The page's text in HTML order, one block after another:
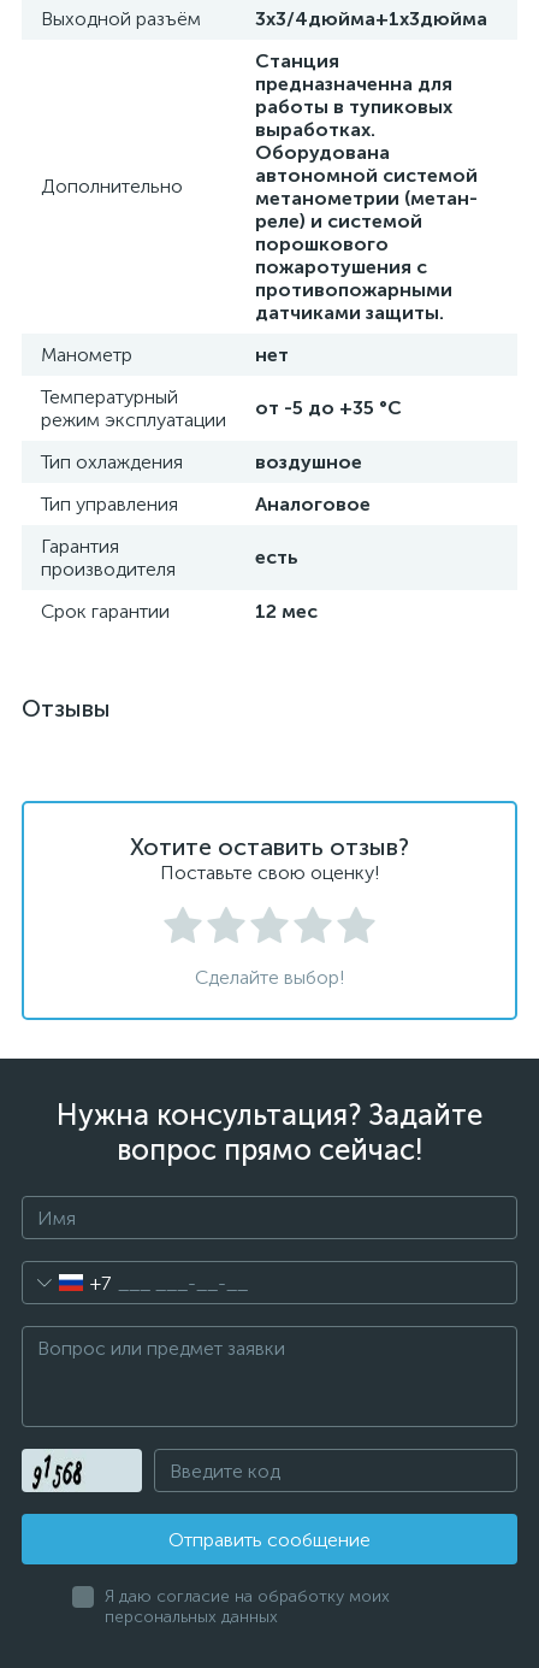
Выходной разъём 3х3/4дюйма+1х3дюйма
Дополнительно
Станция
предназначенна для
работы в тупиковых
выработках.
Оборудована
автономной системой
метанометрии (метан-
реле) и системой
порошкового
пожаротушения с
противопожарными
датчиками защиты.
Манометр
нет
Температурный
режим эксплуатации
от -5 до +35 °C
Тип охлаждения
воздушное
Тип управления
Аналоговое
Гарантия
производителя
есть
Срок гарантии 12 мес
Отзывы
Хотите оставить отзыв?
Поставьте свою оценку!
Сделайте выбор!
Нужна консультация? Задайте
вопрос прямо сейчас!
+7
Отправить сообщение
Я даю согласие на обработку моих
персональных данных